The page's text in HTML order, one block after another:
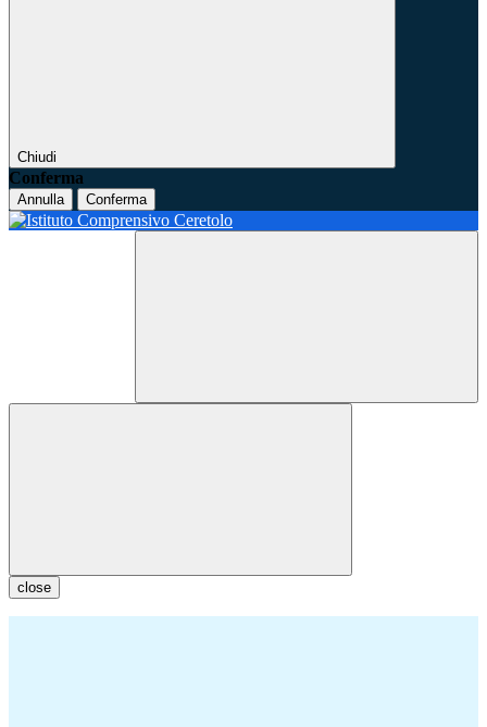
Chiudi
Conferma
Annulla Conferma
close